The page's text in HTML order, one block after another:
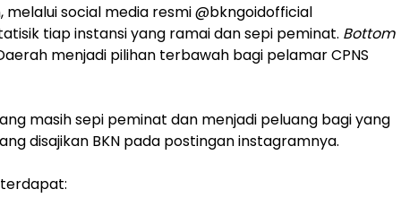
social media resmi @bkngoidofficial
tiap instansi yang ramai dan sepi peminat. Bottom
menjadi pilihan terbawah bagi pelamar CPNS
masih sepi peminat dan menjadi peluang bagi yang
disajikan BKN pada postingan instagramnya.